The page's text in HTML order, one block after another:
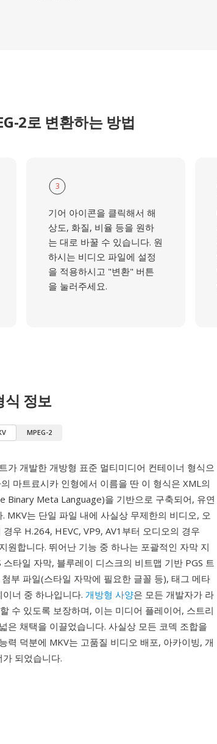
2로 변환하는 방법
3
기어 아이콘을 클릭해서 해
상도, 화질, 비율 등을 원하
는 대로 바꿀 수 있습니다. 원
하시는 비디오 파일에 설정
을 적용하시고 "변환" 버튼
을 눌러주세요.
식 정보
MPEG-2
가 개발한 개방형 표준 멀티미디어 컨테이너 형식으
마트료시카 인형에서 이름을 딴 이 형식은 XML의
Binary Meta Language)을 기반으로 구축되어, 유연
MKV는 단일 파일 내에 사실상 무제한의 비디오, 오
우 H.264, HEVC, VP9, AV1부터 오디오의 경우
원합니다. 뛰어난 기능 중 하나는 포괄적인 자막 지
타일 자막, 블루레이 디스크의 비트맵 기반 PGS 트
부 파일(스타일 자막에 필요한 글꼴 등), 태그 메타
너 중 하나입니다. 개방형 사양은 모든 개발자가 라
수 있도록 보장하며, 이는 미디어 플레이어, 스트리
은 채택을 이끌었습니다. 사실상 모든 코덱 조합을
력 덕분에 MKV는 고품질 비디오 배포, 아카이빙, 개
되었습니다.